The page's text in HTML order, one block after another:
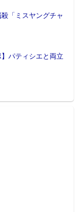
「ミスヤングチャ
】パティシエと両立